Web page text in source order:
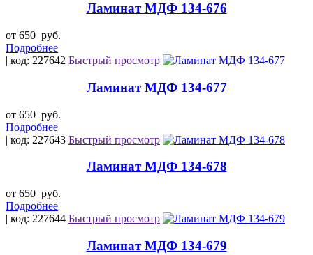
Ламинат МДФ 134-676
от 650 руб.
Подробнее
| код: 227642 Быстрый просмотр
Ламинат МДФ 134-677
от 650 руб.
Подробнее
| код: 227643 Быстрый просмотр
Ламинат МДФ 134-678
от 650 руб.
Подробнее
| код: 227644 Быстрый просмотр
Ламинат МДФ 134-679